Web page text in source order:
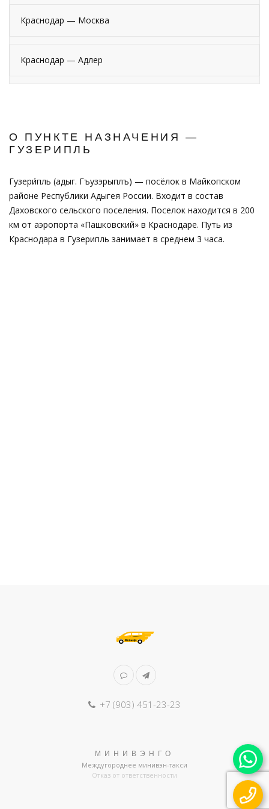
Краснодар — Москва
Краснодар — Адлер
О ПУНКТЕ НАЗНАЧЕНИЯ —
ГУЗЕРИПЛЬ
Гузери́пль (адыг. Гъузэрыплъ) — посёлок в Майкопском
районе Республики Адыгея России. Входит в состав
Даховского сельского поселения. Поселок находится в 200
км от аэропорта «Пашковский» в Краснодаре. Путь из
Краснодара в Гузерипль занимает в среднем 3 часа.
+7 (903) 451-23-23
МИНИВЭНГО
Междугороднее минивэн-такси
Отказ от ответственности